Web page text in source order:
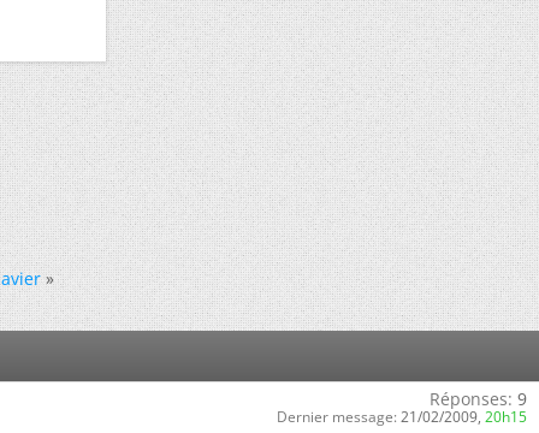
»
Réponses: 9
Dernier message: 21/02/2009, 20h15